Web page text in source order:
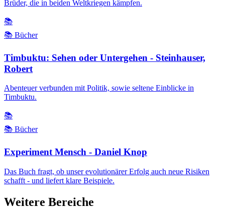
Brüder, die in beiden Weltkriegen kämpfen.
📚
📚 Bücher
Timbuktu: Sehen oder Untergehen - Steinhauser,
Robert
Abenteuer verbunden mit Politik, sowie seltene Einblicke in
Timbuktu.
📚
📚 Bücher
Experiment Mensch - Daniel Knop
Das Buch fragt, ob unser evolutionärer Erfolg auch neue Risiken
schafft - und liefert klare Beispiele.
Weitere Bereiche